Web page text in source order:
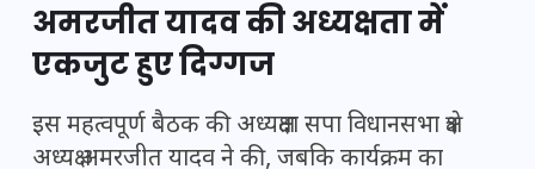
अमरजीत यादव की अध्यक्षता में
एकजुट हुए दिग्गज
इस महत्वपूर्ण बैठक की अध्यक्षता सपा विधानसभा क्षेत्र
अध्यक्ष अमरजीत यादव ने की, जबकि कार्यक्रम का